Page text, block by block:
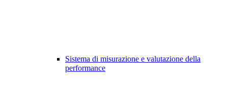
Sistema di misurazione e valutazione della
performance